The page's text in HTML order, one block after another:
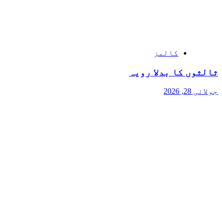
کالمز
ثالثوں کا بدلا رویہ
جولائی 28, 2026